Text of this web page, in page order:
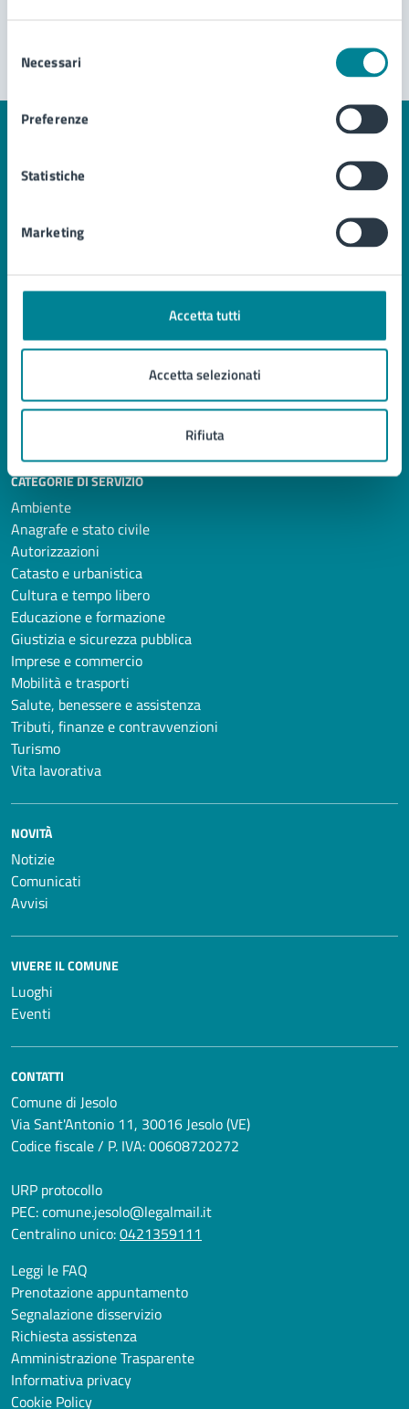
delNecessari
Preferenze
Statistiche
Marketing
Accetta tutti
Accetta selezionati
Rifiuta
Organi di governo
Enti e fondazioni
Personale amministrativo
Documenti e Dati
CATEGORIE DI SERVIZIO
Ambiente
Anagrafe e stato civile
Autorizzazioni
Catasto e urbanistica
Cultura e tempo libero
Educazione e formazione
Giustizia e sicurezza pubblica
Imprese e commercio
Mobilità e trasporti
Salute, benessere e assistenza
Tributi, finanze e contravvenzioni
Turismo
Vita lavorativa
NOVITÀ
Notizie
Comunicati
Avvisi
VIVERE IL COMUNE
Luoghi
Eventi
CONTATTI
Comune di Jesolo
Via Sant'Antonio 11, 30016 Jesolo (VE)
Codice fiscale / P. IVA: 00608720272
URP protocollo
PEC:comune.jesolo@legalmail.it
Centralino unico:0421359111
Leggi le FAQ
Prenotazione appuntamento
Segnalazione disservizio
Richiesta assistenza
Amministrazione Trasparente
Informativa privacy
Cookie Policy